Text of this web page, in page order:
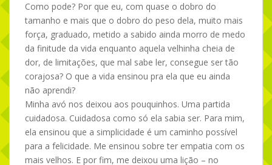
Como pode? Por que eu, com quase o dobro do
tamanho e mais que o dobro do peso dela, muito mais
força, graduado, metido a sabido ainda morro de medo
da finitude da vida enquanto aquela velhinha cheia de
dor, de limitações, que mal sabe ler, consegue ser tão
corajosa? O que a vida ensinou pra ela que eu ainda
não aprendi?
Minha avó nos deixou aos pouquinhos. Uma partida
cuidadosa. Cuidadosa como só ela sabia ser. Para mim,
ela ensinou que a simplicidade é um caminho possível
para a felicidade. Me ensinou sobre ter empatia com os
mais velhos. E por fim, me deixou uma lição – no